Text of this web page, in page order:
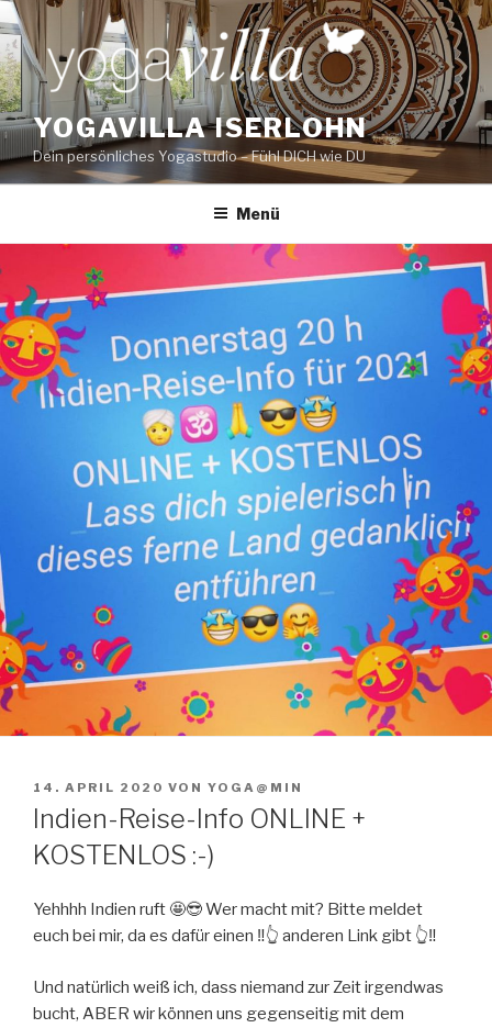
Zum
Inhalt
springen
YOGAVILLA ISERLOHN
Dein persönliches Yogastudio – Fühl DICH wie DU
Menü
VERÖFFENTLICHT
AM
14. APRIL 2020 VON YOGA@MIN
Indien-Reise-Info ONLINE +
KOSTENLOS :-)
Yehhhh Indien ruft 🤩😎Wer macht mit? Bitte meldet
euch bei mir, da es dafür einen ‼️👆 anderen Link gibt 👆‼️
Und natürlich weiß ich, dass niemand zur Zeit irgendwas
bucht, ABER wir können uns gegenseitig mit dem